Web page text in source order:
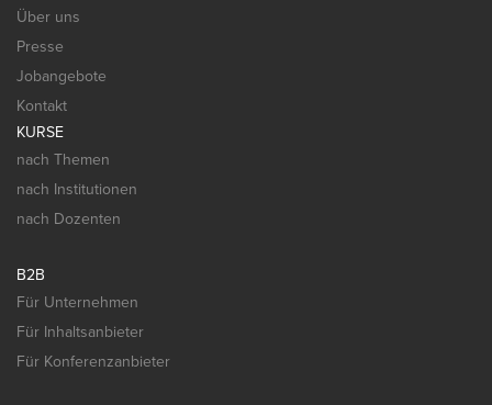
Über uns
Presse
Jobangebote
Kontakt
KURSE
nach Themen
nach Institutionen
nach Dozenten
B2B
Für Unternehmen
Für Inhaltsanbieter
Für Konferenzanbieter